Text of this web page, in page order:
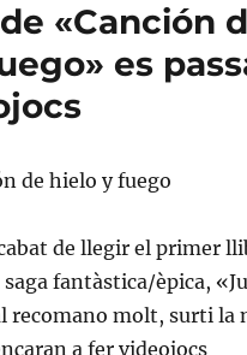
(III)
«Canción
es
de llegir el primer
fantàstica/èpica,
recomano molt, surti la
a fer videojocs